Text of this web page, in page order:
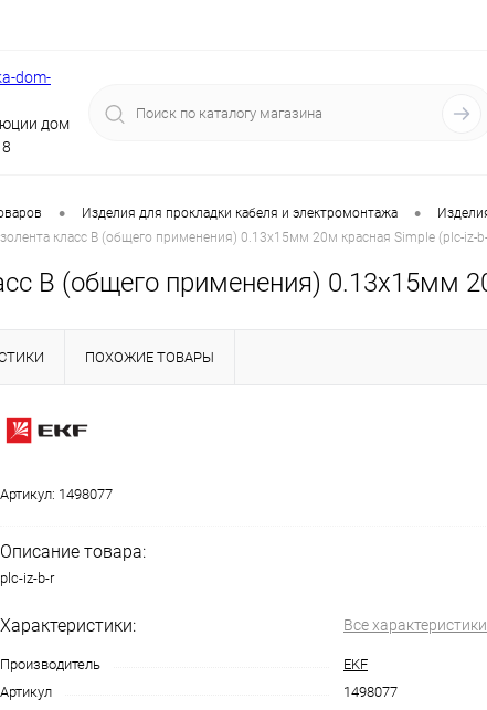
dom-
дом
• Изделия для прокладки кабеля и электромонтажа •
класс В (общего применения) 0.13х15мм 20м красная Simple (plc-iz-
В (общего применения) 0.13х15мм
ПОХОЖИЕ ТОВАРЫ
Артикул: 1498077
Описание товара:
plc-iz-b-r
Характеристики: Все характеристики
Производитель
EKF
Артикул
1498077